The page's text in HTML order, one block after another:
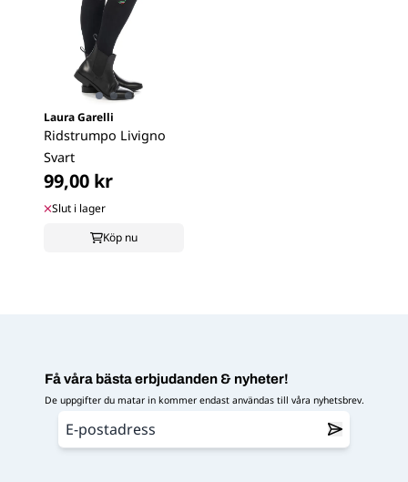
Laura Garelli
Ridstrumpo Livigno
Svart
99,00 kr
Slut i lager
Köp nu
Få våra bästa erbjudanden & nyheter!
De uppgifter du matar in kommer endast användas till våra nyhetsbrev.